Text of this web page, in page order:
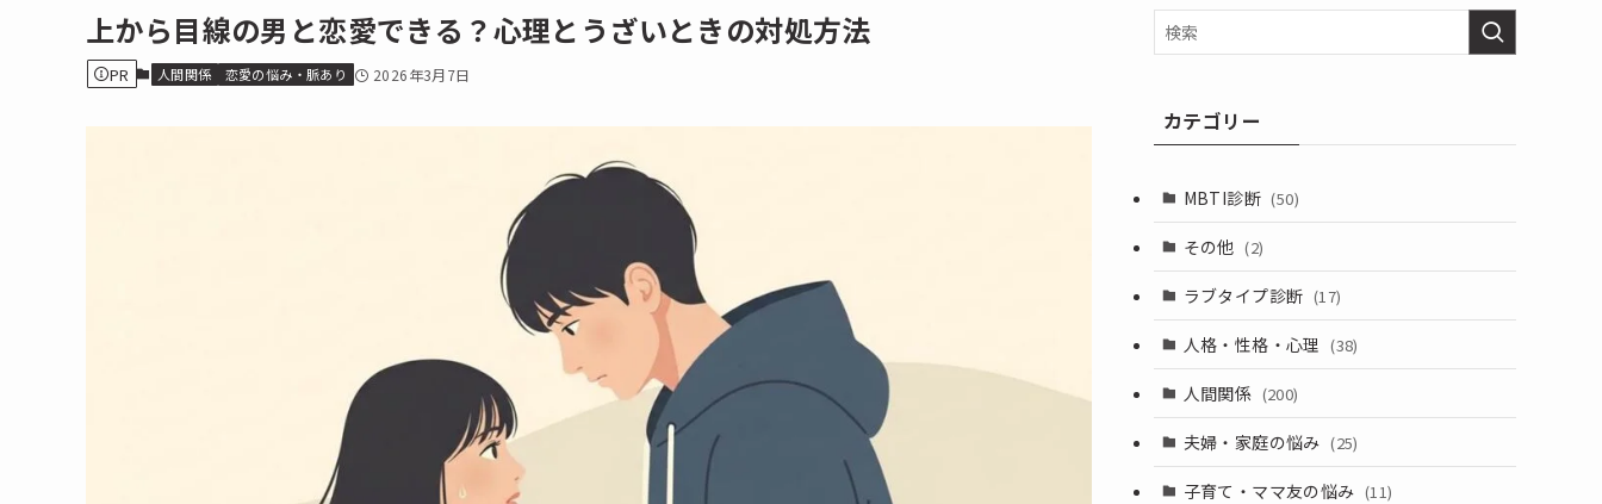
上から目線の男と恋愛できる？心理とうざいときの対処方法
PR 人間関係 恋愛の悩み・脈あり 2026年3月7日
カテゴリー
MBTI診断 (50)
その他 (2)
ラブタイプ診断 (17)
人格・性格・心理 (38)
人間関係 (200)
夫婦・家庭の悩み (25)
子育て・ママ友の悩み (11)